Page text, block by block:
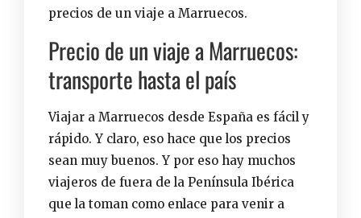
precios de un viaje a Marruecos.
Precio de un viaje a Marruecos:
transporte hasta el país
Viajar a Marruecos desde España es fácil y
rápido. Y claro, eso hace que los precios
sean muy buenos. Y por eso hay muchos
viajeros de fuera de la Península Ibérica
que la toman como enlace para venir a